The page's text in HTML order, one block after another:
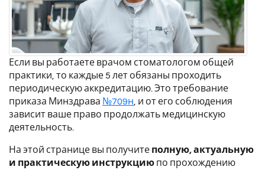
Если вы работаете врачом стоматологом общей
практики, то каждые 5 лет обязаны проходить
периодическую аккредитацию. Это требование
приказа Минздрава №709н , и от его соблюдения
зависит ваше право продолжать медицинскую
деятельность.
На этой странице вы получите полную, актуальную
и практическую инструкцию по прохождению